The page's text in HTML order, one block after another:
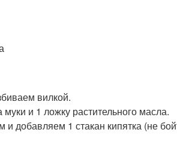
вилкой.
и 1 ложку растительного масла.
добавляем 1 стакан кипятка (не